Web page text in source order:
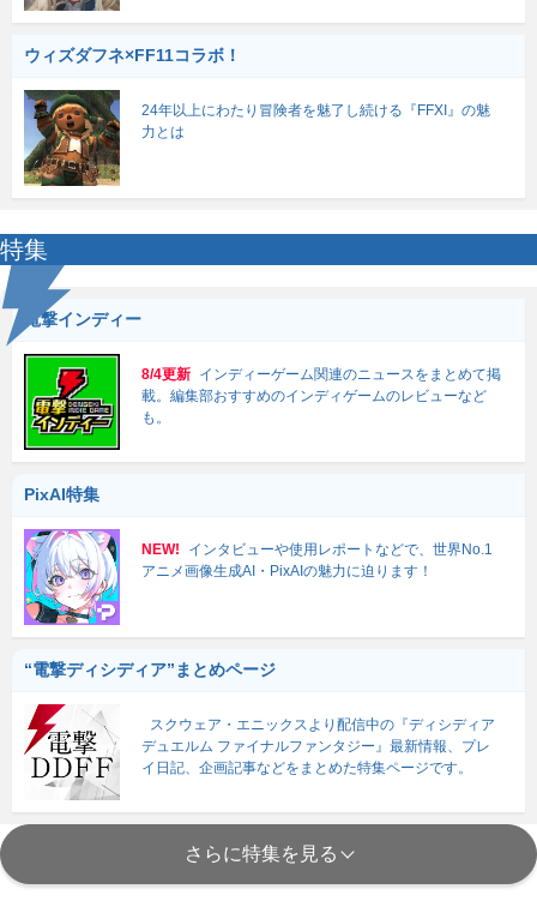
ウィズダフネ×FF11コラボ！
24年以上にわたり冒険者を魅了し続ける『FFXI』の魅
力とは
特集
電撃インディー
8/4更新 インディーゲーム関連のニュースをまとめて掲
載。編集部おすすめのインディゲームのレビューなど
も。
PixAI特集
NEW!
インタビューや使用レポートなどで、世界No.1
アニメ画像生成AI・PixAIの魅力に迫ります！
“電撃ディシディア”まとめページ
スクウェア・エニックスより配信中の『ディシディア
デュエルム ファイナルファンタジー』最新情報、プレ
イ日記、企画記事などをまとめた特集ページです。
さらに特集を見る